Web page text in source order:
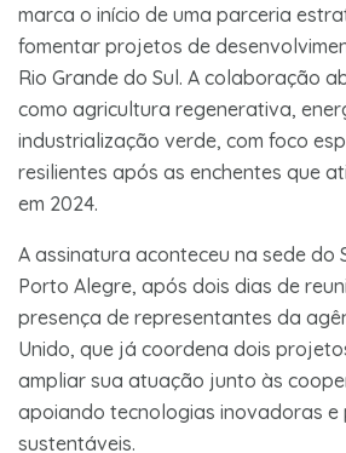
marca o início de uma parceria
fomentar projetos de
Rio Grande do Sul. A colaboração
como agricultura regenerativa,
industrialização verde, com foco
resilientes após as enchentes que
em 2024.
A assinatura aconteceu na sede do
Porto Alegre, após dois dias de
presença de representantes da
Unido, que já coordena dois
ampliar sua atuação junto às
apoiando tecnologias inovadoras e
sustentáveis.